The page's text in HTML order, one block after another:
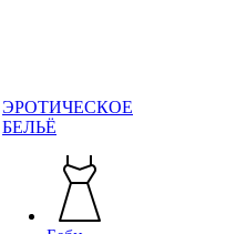
ЭРОТИЧЕСКОЕ
БЕЛЬЁ